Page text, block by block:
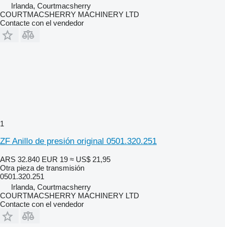
Irlanda, Courtmacsherry
COURTMACSHERRY MACHINERY LTD
Contacte con el vendedor
1
ZF Anillo de presión original 0501.320.251
ARS 32.840 EUR 19 ≈ US$ 21,95
Otra pieza de transmisión
0501.320.251
Irlanda, Courtmacsherry
COURTMACSHERRY MACHINERY LTD
Contacte con el vendedor